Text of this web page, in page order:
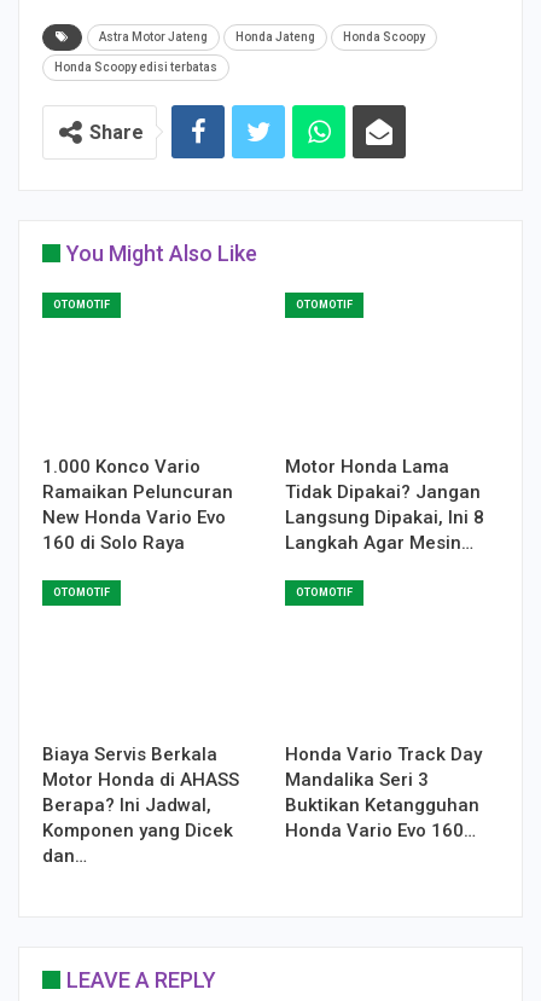
Astra Motor Jateng Honda Jateng Honda Scoopy
Honda Scoopy edisi terbatas
Share
You Might Also Like
OTOMOTIF
1.000 Konco Vario
Ramaikan Peluncuran
New Honda Vario Evo
160 di Solo Raya
OTOMOTIF
Motor Honda Lama
Tidak Dipakai? Jangan
Langsung Dipakai, Ini 8
Langkah Agar Mesin…
OTOMOTIF
Biaya Servis Berkala
Motor Honda di AHASS
Berapa? Ini Jadwal,
Komponen yang Dicek
dan…
OTOMOTIF
Honda Vario Track Day
Mandalika Seri 3
Buktikan Ketangguhan
Honda Vario Evo 160…
LEAVE A REPLY